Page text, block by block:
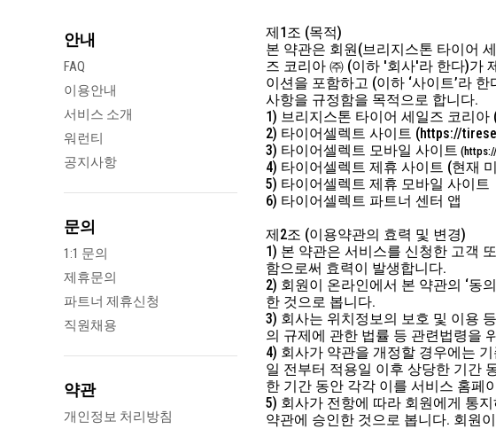
안내
FAQ
이용안내
서비스 소개
워런티
공지사항
문의
1:1 문의
제휴문의
파트너 제휴신청
직원채용
약관
개인정보 처리방침
제1조 (목적)
본 약관은 회원(브리지스톤 타이어
즈 코리아 ㈜ (이하 '회사'라 한다)가
이션을 포함하고 (이하 ‘사이트’라
사항을 규정함을 목적으로 합니다.
1) 브리지스톤 타이어 세일즈 코리아
2) 타이어셀렉트 사이트 (https://
3) 타이어셀렉트 모바일 사이트
4) 타이어셀렉트 제휴 사이트 (현재
5) 타이어셀렉트 제휴 모바일 사이트
6) 타이어셀렉트 파트너 센터 앱
제2조 (이용약관의 효력 및 변경)
1) 본 약관은 서비스를 신청한 고객
함으로써 효력이 발생합니다.
2) 회원이 온라인에서 본 약관의 ‘동
한 것으로 봅니다.
3) 회사는 위치정보의 보호 및 이용
의 규제에 관한 법률 등 관련법령을
4) 회사가 약관을 개정할 경우에는
일 전부터 적용일 이후 상당한 기간
한 기간 동안 각각 이를 서비스 홈페
5) 회사가 전항에 따라 회원에게 통
약관에 승인한 것으로 봅니다. 회원